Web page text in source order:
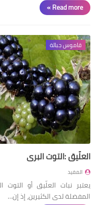
Read more »
قاموس جبالة
العلّيق :التوت البري
المفيد
يعتبر نبات العلّيق أو
المفضلة لدى الكثيرين، إذ إن…